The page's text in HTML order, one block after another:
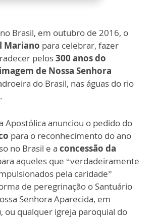
Brasil, em outubro de 2016, o
Mariano para celebrar, fazer
pelos300 anos do
de Nossa Senhora
do Brasil, nas águas do rio
Apostólica anunciou o pedido do
para o reconhecimento do ano
no Brasil e a concessão da
aqueles que “verdadeiramente
pela caridade”
de peregrinação o Santuário
Senhora Aparecida, em
ou qualquer igreja paroquial do